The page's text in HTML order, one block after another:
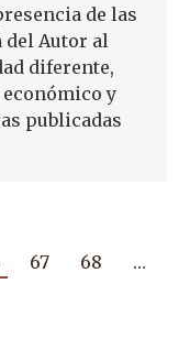
de las
Autor al
diferente,
económico y
publicadas
67 68
…